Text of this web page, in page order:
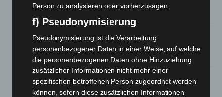
Roten Kreuz
Mann läuft mit Hockeyschläger über A7 – Polizei sucht
5. August 2026
Celle: Mensch stirbt bei Bagger-Unfall auf Baustelle
5. August 2026
Person zu analysieren oder vorherzusagen.
f) Pseudonymisierung
Pseudonymisierung ist die Verarbeitung
personenbezogener Daten in einer Weise, auf welche
die personenbezogenen Daten ohne Hinzuziehung
zusätzlicher Informationen nicht mehr einer
spezifischen betroffenen Person zugeordnet werden
können, sofern diese zusätzlichen Informationen